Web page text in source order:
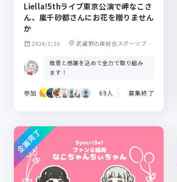
Liella!5thライブ東京公演で岬なこさ
ん、嵐千砂都さんにお花を贈りません
か
calendar_month 2024/2/10 location_on 武蔵野の森総合スポーツプラ
敬意と感謝を込めて全力で取り組み
ます！
参加 69人 募集終了
企画完了